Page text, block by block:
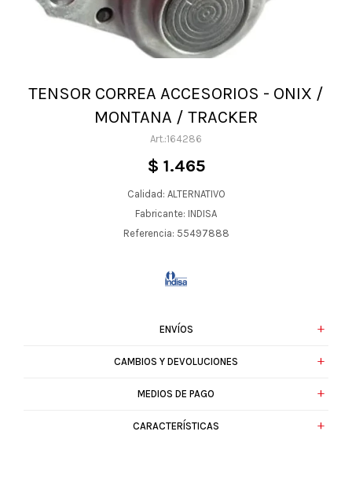
TENSOR CORREA ACCESORIOS - ONIX /
MONTANA / TRACKER
164286
$ 1.465
Calidad: ALTERNATIVO
Fabricante: INDISA
Referencia: 55497888
ENVÍOS
CAMBIOS Y DEVOLUCIONES
MEDIOS DE PAGO
CARACTERÍSTICAS